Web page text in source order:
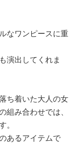
なワンピースに重
演出してくれま
ち着いた大人の女
み合わせでは、
あるアイテムで